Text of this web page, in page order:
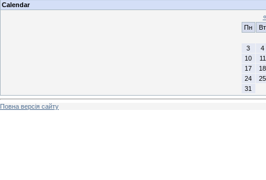
Calendar
«
Пн
Вт
3
4
10
11
17
18
24
25
31
Повна версія сайту